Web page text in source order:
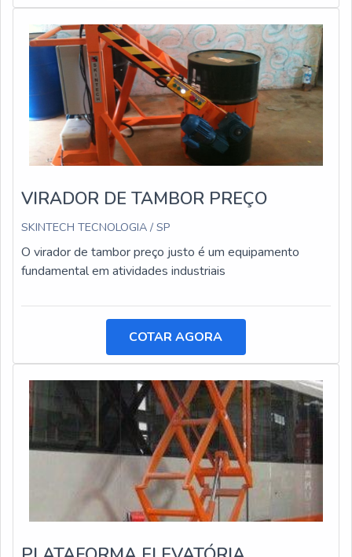
VIRADOR DE TAMBOR PREÇO
SKINTECH TECNOLOGIA / SP
O virador de tambor preço justo é um equipamento
fundamental em atividades industriais
COTAR AGORA